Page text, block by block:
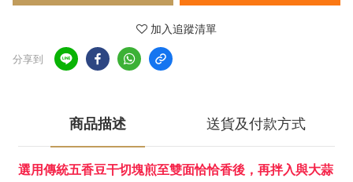
加入追蹤清單
分享到
商品描述 送貨及付款方式
選用傳統五香豆干切塊煎至雙面恰恰香後，再拌入與大蒜